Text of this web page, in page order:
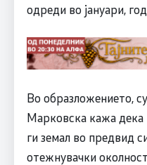
одреди во јануари,
Во образложението,
Марковска кажа дека
ги земал во предвид
отежнувачки